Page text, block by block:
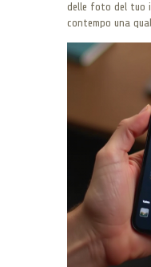
delle foto del tuo
contempo una